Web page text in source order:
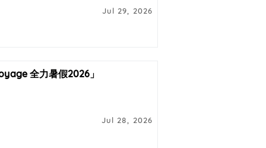
Jul 29, 2026
全力暑假2026」
Jul 28, 2026